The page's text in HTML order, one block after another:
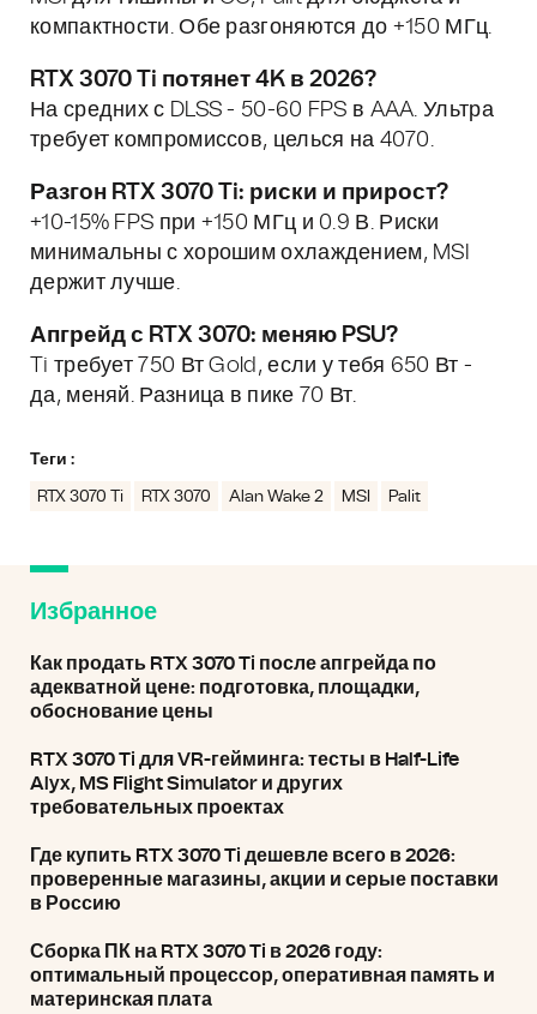
компактности. Обе разгоняются до +150 МГц.
RTX 3070 Ti потянет 4K в 2026?
На средних с DLSS - 50-60 FPS в AAA. Ультра
требует компромиссов, целься на 4070.
Разгон RTX 3070 Ti: риски и прирост?
+10-15% FPS при +150 МГц и 0.9 В. Риски
минимальны с хорошим охлаждением, MSI
держит лучше.
Апгрейд с RTX 3070: меняю PSU?
Ti требует 750 Вт Gold, если у тебя 650 Вт -
да, меняй. Разница в пике 70 Вт.
Теги :
RTX 3070 Ti RTX 3070 Alan Wake 2 MSI Palit
Избранное
Как продать RTX 3070 Ti после апгрейда по
адекватной цене: подготовка, площадки,
обоснование цены
RTX 3070 Ti для VR-гейминга: тесты в Half-Life
Alyx, MS Flight Simulator и других
требовательных проектах
Где купить RTX 3070 Ti дешевле всего в 2026:
проверенные магазины, акции и серые поставки
в Россию
Сборка ПК на RTX 3070 Ti в 2026 году:
оптимальный процессор, оперативная память и
материнская плата